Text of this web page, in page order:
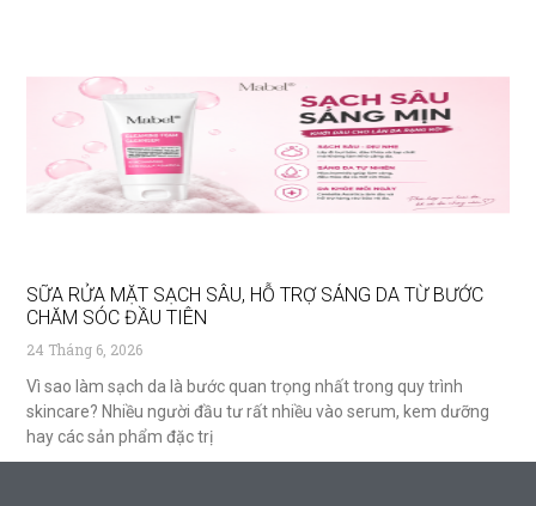
SỮA RỬA MẶT SẠCH SÂU, HỖ TRỢ SÁNG DA TỪ BƯỚC
CHĂM SÓC ĐẦU TIÊN
24 Tháng 6, 2026
Vì sao làm sạch da là bước quan trọng nhất trong quy trình
skincare? Nhiều người đầu tư rất nhiều vào serum, kem dưỡng
hay các sản phẩm đặc trị